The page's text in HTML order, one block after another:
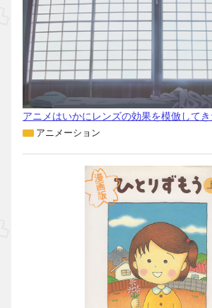
アニメはいかにレンズの効果を模倣して
アニメーション